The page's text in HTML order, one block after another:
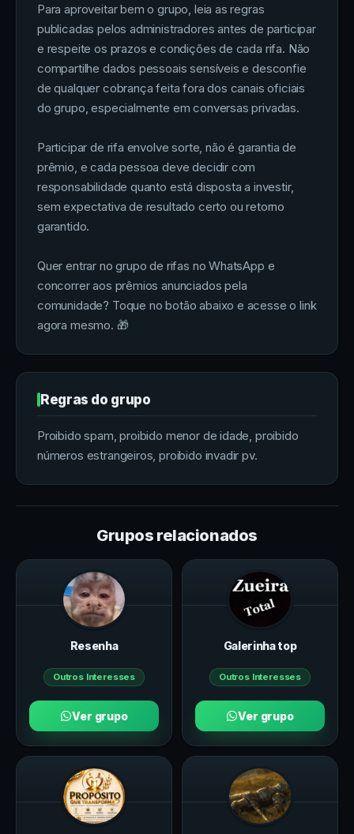
Para aproveitar bem o grupo, leia as regras
publicadas pelos administradores antes de participar
e respeite os prazos e condições de cada rifa. Não
compartilhe dados pessoais sensíveis e desconfie
de qualquer cobrança feita fora dos canais oficiais
do grupo, especialmente em conversas privadas.
Participar de rifa envolve sorte, não é garantia de
prêmio, e cada pessoa deve decidir com
responsabilidade quanto está disposta a investir,
sem expectativa de resultado certo ou retorno
garantido.
Quer entrar no grupo de rifas no WhatsApp e
concorrer aos prêmios anunciados pela
comunidade? Toque no botão abaixo e acesse o link
agora mesmo. 🎁
Regras do grupo
Proibido spam, proibido menor de idade, proibido
números estrangeiros, proibido invadir pv.
Grupos relacionados
Resenha
Outros Interesses
Ver grupo
Galerinha top
Outros Interesses
Ver grupo